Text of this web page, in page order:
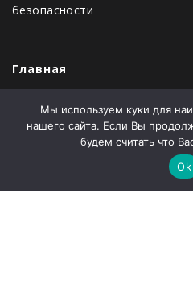
безопасности
Главная
Продукция
Продажи
Мы используем куки для
нашего сайта. Если Вы
будем считать что
Ok